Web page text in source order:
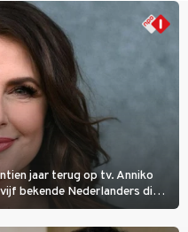
jaar terug op tv. Anniko
bekende Nederlanders die
categorieën. De beste